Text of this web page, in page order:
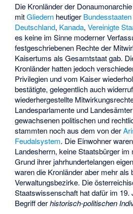
Die Kronländer der
mitGliedern heutiger Bundesstaaten
Deutschland, Kanada,Vereinigte
es keine im Sinne moderner
festgeschriebenen Rechte der
Kaisertums als Gesamtstaat gab.
Kronländer hatten jedoch
Privilegien und vom Kaiser
bestätigte, gelegentlich auch
wiederhergestellte
Landesparlamente und
gewachsenen politischen und
stammten noch aus dem von der
Feudalsystem. Die Einwohner waren
Landesherrn, keine Staatsbürger im
Grund ihrer jahrhundertelangen
waren die Kronländer aber mehr als
Verwaltungsbezirke. Die
Staatswissenschaft hat dafür im 19.
Begriff derhistorisch-politischen